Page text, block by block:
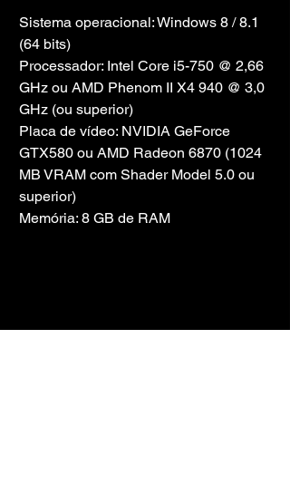
Sistema operacional: Windows 8 / 8.1
(64 bits)
Processador: Intel Core i5-750 @ 2,66
GHz ou AMD Phenom II X4 940 @ 3,0
GHz (ou superior)
Placa de vídeo: NVIDIA GeForce
GTX580 ou AMD Radeon 6870 (1024
MB VRAM com Shader Model 5.0 ou
superior)
Memória: 8 GB de RAM